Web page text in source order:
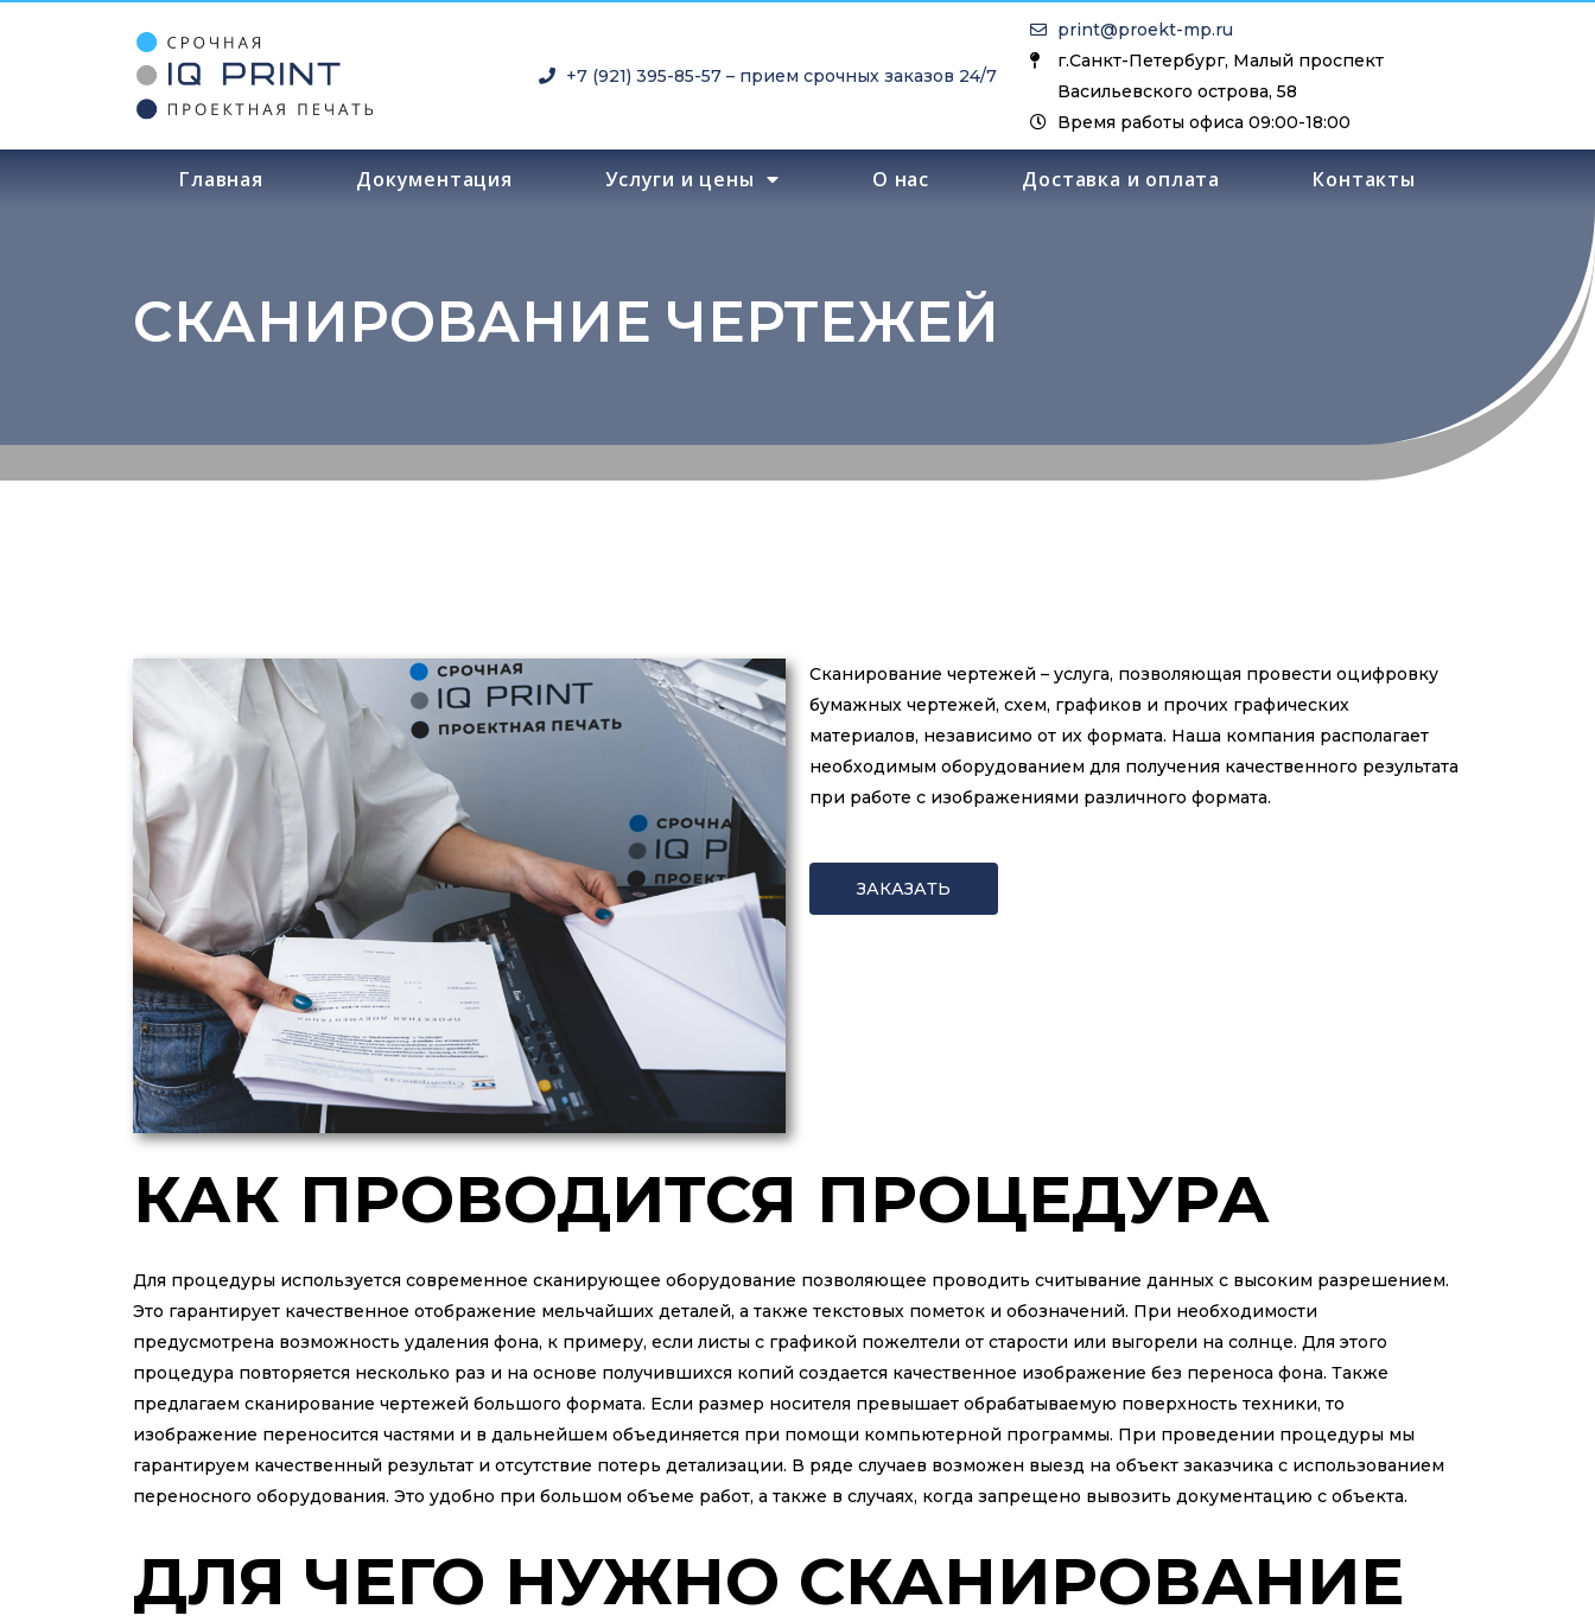
+7 (921) 395-85-57 – прием срочных заказов 24/7
print@proekt-mp.ru
г.Санкт-Петербург, Малый проспект
Васильевского острова, 58
Время работы офиса 09:00-18:00
Главная Документация Услуги и цены О нас Доставка и оплата Контакты
СКАНИРОВАНИЕ ЧЕРТЕЖЕЙ
Сканирование чертежей – услуга, позволяющая провести оцифровку
бумажных чертежей, схем, графиков и прочих графических
материалов, независимо от их формата. Наша компания располагает
необходимым оборудованием для получения качественного результата
при работе с изображениями различного формата.
ЗАКАЗАТЬ
КАК ПРОВОДИТСЯ ПРОЦЕДУРА
Для процедуры используется современное сканирующее оборудование позволяющее проводить считывание данных с высоким разрешением.
Это гарантирует качественное отображение мельчайших деталей, а также текстовых пометок и обозначений. При необходимости
предусмотрена возможность удаления фона, к примеру, если листы с графикой пожелтели от старости или выгорели на солнце. Для этого
процедура повторяется несколько раз и на основе получившихся копий создается качественное изображение без переноса фона. Также
предлагаем сканирование чертежей большого формата. Если размер носителя превышает обрабатываемую поверхность техники, то
изображение переносится частями и в дальнейшем объединяется при помощи компьютерной программы. При проведении процедуры мы
гарантируем качественный результат и отсутствие потерь детализации. В ряде случаев возможен выезд на объект заказчика с использованием
переносного оборудования. Это удобно при большом объеме работ, а также в случаях, когда запрещено вывозить документацию с объекта.
ДЛЯ ЧЕГО НУЖНО СКАНИРОВАНИЕ